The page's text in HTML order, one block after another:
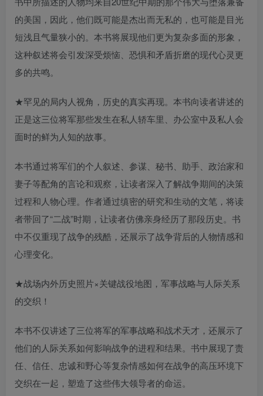
的美国，因此，他们既可能是杰出而无私的，也可能是目光
短浅且气量狭小的。本书将展现他们更为复杂多面的形象，
这种叙述将会引发深受烦恼、恐惧和矛盾折磨的现代心灵更
多的共鸣。
★罕见的局内人视角，历史的真实再现。本书向读者讲述的
正是这三位将军那些发生在私人轿车里、办公室中及私人会
面时的鲜为人知的故事。
本书通过将军们的个人叙述、参谋、秘书、助手、政治家和
妻子等配角的言论和观察，让读者深入了解战争期间的决策
过程和人物心理。作者通过缜密的研究和生动的文笔，将读
者带回了“二战”时期，让读者仿佛亲身经历了那段历史。书
中不仅重现了战争的残酷，还展示了战争背后的人物情感和
心理变化。
★战场内外历史照片×关键战役地图，军事战略与人际关系
的交织！
本书不仅讲述了三位将军的军事战略和战术天才，还展示了
他们的人际关系如何影响战争的进程和结果。书中展现了责
任、信任、忠诚和野心等复杂情感如何在战争的高压环境下
交织在一起，塑造了这些伟大领导者的命运。